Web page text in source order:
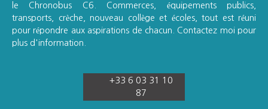
le Chronobus C6. Commerces, équipements publics,
transports, crèche, nouveau collège et écoles, tout est réuni
pour répondre aux aspirations de chacun. Contactez moi pour
plus d'information.
+33 6 03 31 10
87